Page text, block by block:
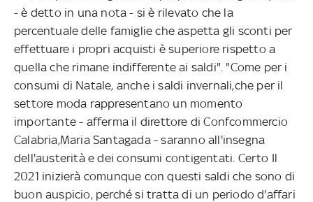
- è detto in una nota - si è rilevato che la
percentuale delle famiglie che aspetta gli sconti per
effettuare i propri acquisti è superiore rispetto a
quella che rimane indifferente ai saldi". "Come per i
consumi di Natale, anche i saldi invernali,che per il
settore moda rappresentano un momento
importante - afferma il direttore di Confcommercio
Calabria,Maria Santagada - saranno all'insegna
dell'austerità e dei consumi contigentati. Certo Il
2021 inizierà comunque con questi saldi che sono di
buon auspicio, perché si tratta di un periodo d'affari